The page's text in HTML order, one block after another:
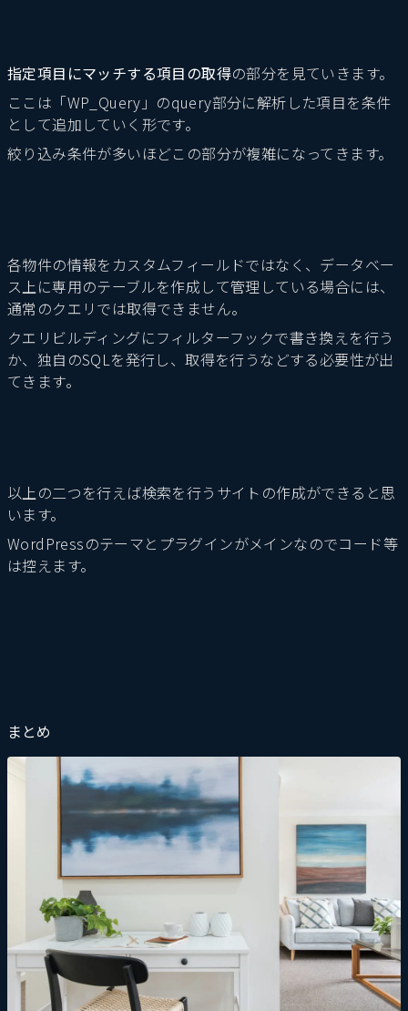
指定項目にマッチする項目の取得の部分を見ていきます。
ここは「WP_Query」のquery部分に解析した項目を条件
として追加していく形です。
絞り込み条件が多いほどこの部分が複雑になってきます。
各物件の情報をカスタムフィールドではなく、データベー
ス上に専用のテーブルを作成して管理している場合には、
通常のクエリでは取得できません。
クエリビルディングにフィルターフックで書き換えを行う
か、独自のSQLを発行し、取得を行うなどする必要性が出
てきます。
以上の二つを行えば検索を行うサイトの作成ができると思
います。
WordPressのテーマとプラグインがメインなのでコード等
は控えます。
まとめ